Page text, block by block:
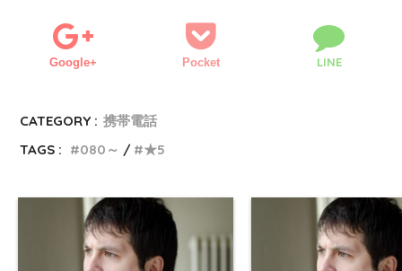
Google+ Pocket LINE
CATEGORY : 携帯電話
TAGS :
080～ ★5